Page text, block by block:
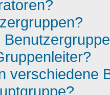
verschiedene